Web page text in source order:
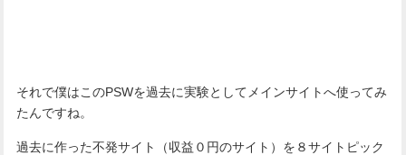
それで僕はこのPSWを過去に実験としてメインサイトへ使ってみ
たんですね。
過去に作った不発サイト（収益０円のサイト）を８サイトピック